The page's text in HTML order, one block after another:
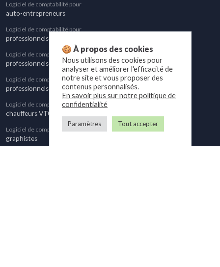
Logiciel de comptabilité pour
auto-entrepreneurs
Logiciel de comptabilité pour
professionnels BNC au régime réel simplifié
Logiciel de comptabilité pour
professionnels proches du plafond de TVA
Logiciel de comptabilité pour
professionnels assujettis à TVA
Logiciel de comptabilité pour
chauffeurs VTC
Logiciel de comptabilité pour
graphistes
🍪 À propos des cookies
Nous utilisons des cookies pour
analyser et améliorer l'efficacité de
notre site et vous proposer des
contenus personnalisés.
En savoir plus sur notre politique de
confidentialité
Paramètres Tout accepter